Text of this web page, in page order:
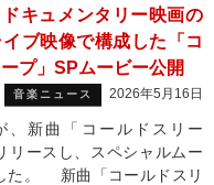
キュメンタリー映画の
ブ映像で構成した「コ
プ」SPムービー公開
音楽ニュース 2026年5月16日
、新曲「コールドスリー
リースし、スペシャルムー
た。 新曲「コールドスリ